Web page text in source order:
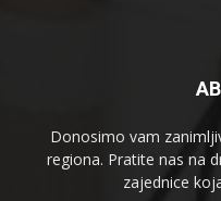
Donosimo vam
regiona. Pratite nas na
zajednice